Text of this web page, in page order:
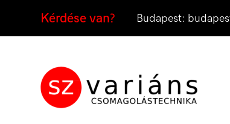
Kérdése van? Budapest: